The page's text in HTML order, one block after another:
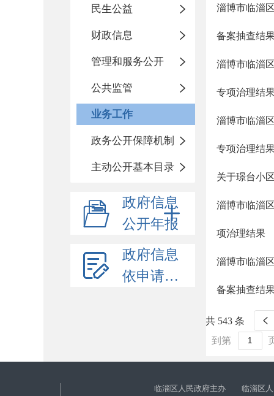
民生公益
财政信息
管理和服务公开
公共监管
业务工作
政务公开保障机制
主动公开基本目录
政府信息
公开年报
政府信息
依申请公开
淄博市临淄
备案抽查结
淄博市临淄
专项治理结
淄博市临淄
专项治理结
关于璟台小
淄博市临淄
项治理结果
淄博市临淄
备案抽查结
共 543 条
到第
临淄区人民政府主办 临淄区人